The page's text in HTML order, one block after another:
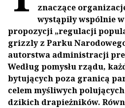
znaczące
wystąpiły wspólnie
propozycji „regulacji
grizzly z Parku
autorstwa administracji
Według pomysłu rządu,
bytujących poza granicą
celem myśliwych
dzikich drapieżników.